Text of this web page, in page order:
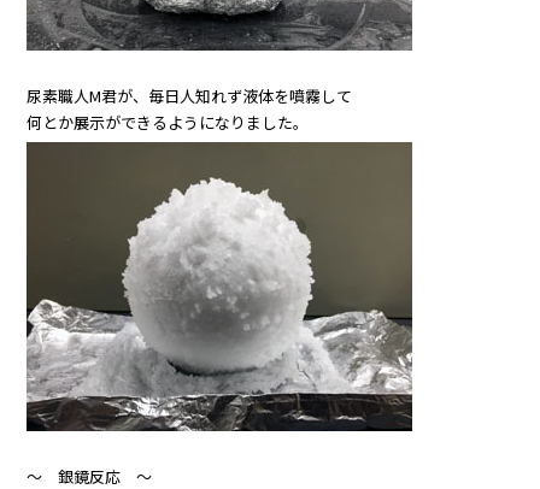
尿素職人M君が、毎日人知れず液体を噴霧して
何とか展示ができるようになりました。
～ 銀鏡反応 ～